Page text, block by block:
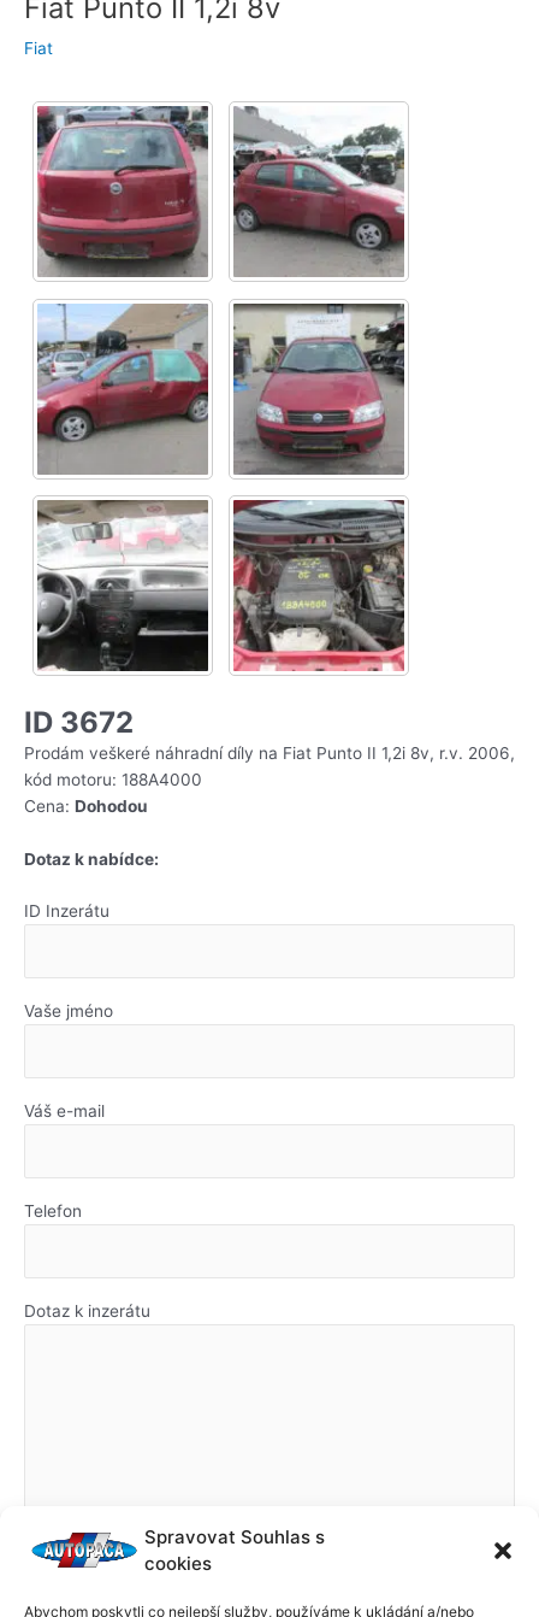
Spravovat Souhlas s
cookies
Abychom poskytli co nejlepší služby, používáme k ukládání a/nebo
Fiat Punto II 1,2i 8v
Fiat
ID 3672
Prodám veškeré náhradní díly na Fiat Punto II 1,2i 8v, r.v. 2006,
kód motoru: 188A4000
Cena: Dohodou
Dotaz k nabídce:
ID Inzerátu
Vaše jméno
Váš e-mail
Telefon
Dotaz k inzerátu